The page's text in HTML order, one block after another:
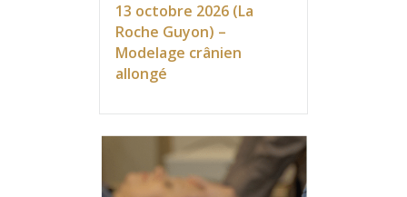
13 octobre 2026 (La
Roche Guyon) –
Modelage crânien
allongé